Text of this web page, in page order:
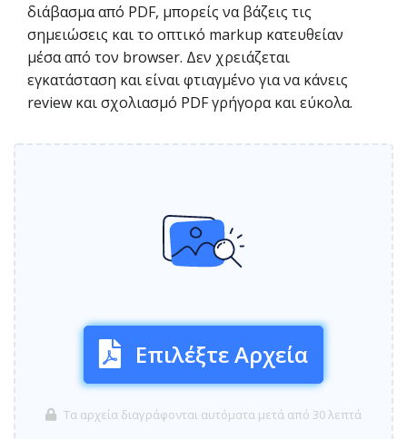
διάβασμα από PDF, μπορείς να βάζεις τις
σημειώσεις και το οπτικό markup κατευθείαν
μέσα από τον browser. Δεν χρειάζεται
εγκατάσταση και είναι φτιαγμένο για να κάνεις
review και σχολιασμό PDF γρήγορα και εύκολα.
Επιλέξτε Αρχεία
Τα αρχεία διαγράφονται αυτόματα μετά από 30 λεπτά